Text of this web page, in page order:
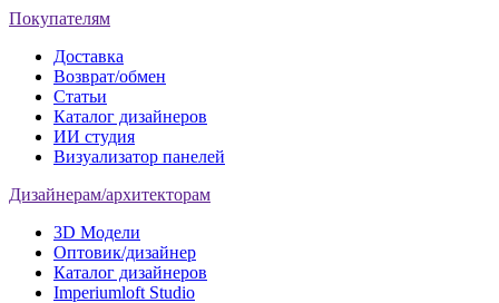
Покупателям
Доставка
Возврат/обмен
Статьи
Каталог дизайнеров
ИИ студия
Визуализатор панелей
Дизайнерам/архитекторам
3D Модели
Оптовик/дизайнер
Каталог дизайнеров
Imperiumloft Studio